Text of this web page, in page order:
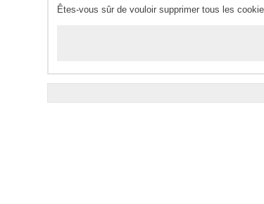
Êtes-vous sûr de vouloir supprimer tous les